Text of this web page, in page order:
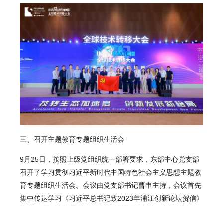
三、召开主题教育专题组织生活会
9月25日，按照上级党组织统一部署要求，东部中心党支部
召开了学习贯彻习近平新时代中国特色社会主义思想主题教
育专题组织生活会。会议由党支部书记曹申主持，会议首先
集中传达学习《习近平总书记致2023年浦江创新论坛贺信》